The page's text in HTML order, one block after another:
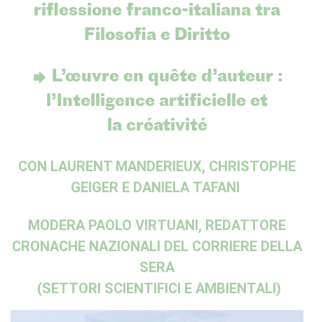
riflessione franco-italiana tra
Filosofia e Diritto
L’œuvre en quête d’auteur :
l’Intelligence artificielle et
la créativité
CON LAURENT MANDERIEUX, CHRISTOPHE
GEIGER E DANIELA TAFANI
MODERA PAOLO VIRTUANI, REDATTORE
CRONACHE NAZIONALI DEL CORRIERE DELLA
SERA
(SETTORI SCIENTIFICI E AMBIENTALI)